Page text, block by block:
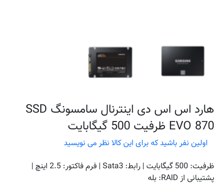
هارد اس اس دی اینترنال سامسونگ SSD
EVO 870 ظرفیت 500 گیگابایت
اولین نفر باشید که برای این کالا نظر می نویسید
ظرفیت: 500 گیگابایت | رابط: Sata3 | فرم فاکتور: 2.5 اینچ |
پشتیبانی از RAID: بله